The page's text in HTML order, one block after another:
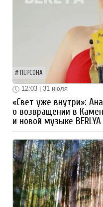
ПЕРСОНА
12:03 | 31 июля
«Свет уже внутри»:
о возвращении в
и новой музыке BERLYA